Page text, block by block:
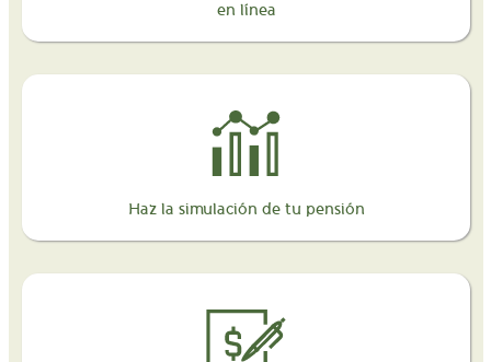
en línea
Haz la simulación de tu pensión